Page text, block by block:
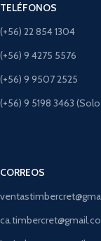
TELÉFONOS
(+56) 22 854 1304
(+56) 9 4275 5576
(+56) 9 9507 2525
(+56) 9 5198 3463
CORREOS